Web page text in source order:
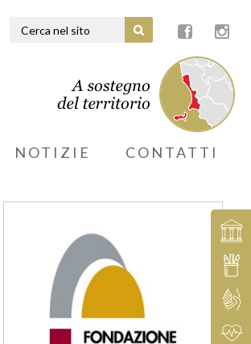
NOTIZIE CONTATTI